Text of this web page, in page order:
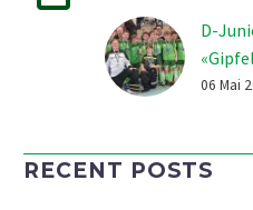
D-
06 Mai
RECENT POSTS